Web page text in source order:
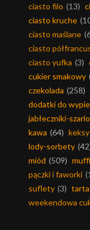
ciasto filo (13)
ciasto kruche
ciasto maślane
ciasto
ciasto yufka (3)
cukier smakowy
czekolada (258)
dodatki do
jabłeczniki-
kawa (64) keksy
lody-sorbety
miód (509)
pączki i faworki
suflety (3) tarta
weekendowa